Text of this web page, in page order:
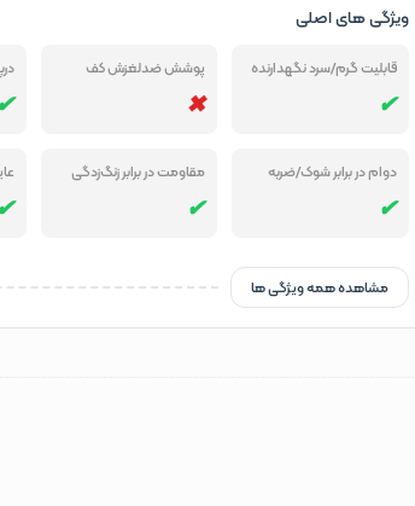
ویژگی های اصلی
قابلیت گرم/سرد نگهدارنده پوشش ضدلغزش کف
دوام در برابر شوک/ضربه مقاومت در برابر زنگ‌زدگی
مشاهده همه ویژگی ها